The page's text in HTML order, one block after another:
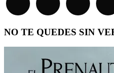
NO TE QUEDES SIN